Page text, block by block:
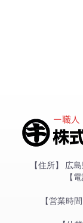
住所
広
営業時間